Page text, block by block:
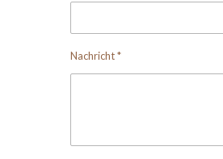
Nachricht *